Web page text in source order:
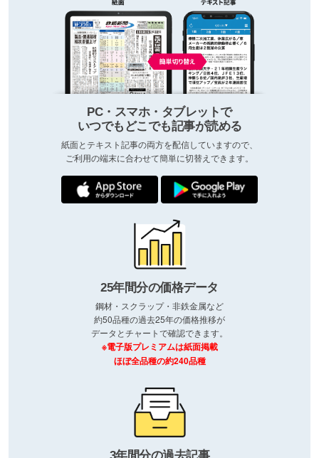
PC・スマホ・タブレットで
いつでもどこでも記事が読める
紙面とテキスト記事の両方を配信していますので、
ご利用の端末に合わせて簡単に切替えできます。
25年間分の価格データ
鋼材・スクラップ・非鉄金属など
約50品種の過去25年の価格推移が
データとチャートで確認できます。
※電子版プレミアムは紙面掲載
ほぼ全品種の約240品種
3年間分の過去記事